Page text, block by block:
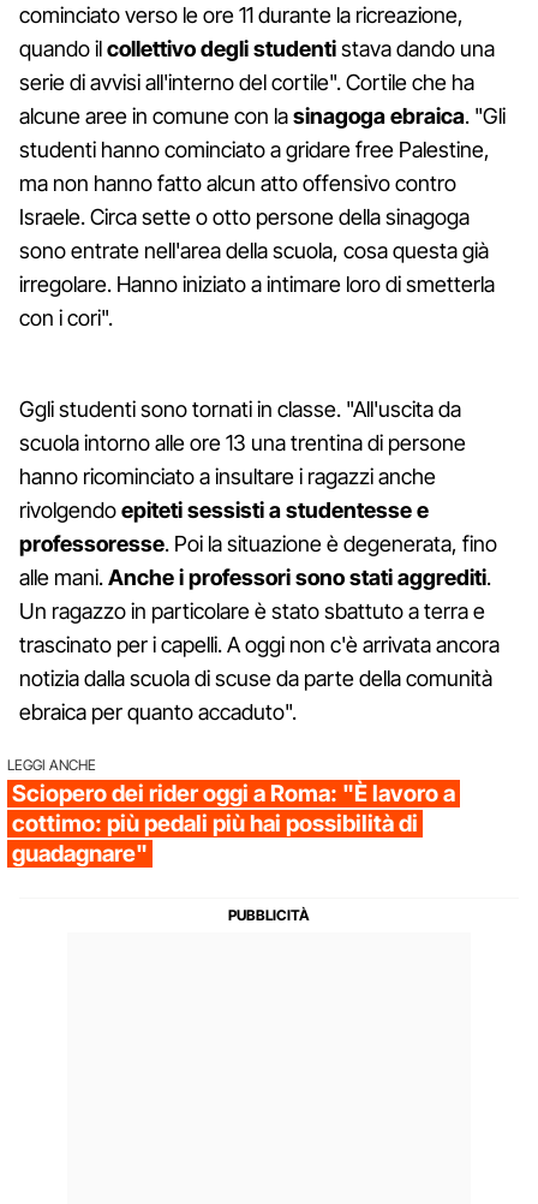
cominciato verso le ore 11 durante la ricreazione,
quando ilcollettivo degli studentistava dando una
serie di avvisi all'interno del cortile". Cortile che ha
alcune aree in comune con lasinagoga ebraica. "Gli
studenti hanno cominciato a gridare free Palestine,
ma non hanno fatto alcun atto offensivo contro
Israele. Circa sette o otto persone della sinagoga
sono entrate nell'area della scuola, cosa questa già
irregolare. Hanno iniziato a intimare loro di smetterla
con i cori".
Ggli studenti sono tornati in classe. "All'uscita da
scuola intorno alle ore 13 una trentina di persone
hanno ricominciato a insultare i ragazzi anche
rivolgendoepiteti sessisti a studentesse e
professoresse. Poi la situazione è degenerata, fino
alle mani.Anche i professori sono stati aggrediti.
Un ragazzo in particolare è stato sbattuto a terra e
trascinato per i capelli. A oggi non c'è arrivata ancora
notizia dalla scuola di scuse da parte della comunità
ebraica per quanto accaduto".
LEGGI ANCHE
Sciopero dei rider oggi a Roma: "È lavoro a
cottimo: più pedali più hai possibilità di
guadagnare"